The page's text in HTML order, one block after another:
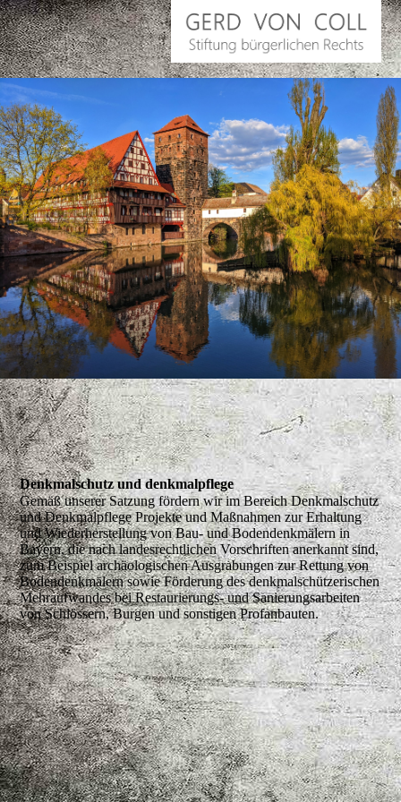
Denkmalschutz und denkmalpflege
Gemäß unserer Satzung fördern wir im Bereich Denkmalschutz
und Denkmalpflege Projekte und Maßnahmen zur Erhaltung
und Wiederherstellung von Bau- und Bodendenkmälern in
Bayern, die nach landesrechtlichen Vorschriften anerkannt sind,
zum Beispiel archäologischen Ausgrabungen zur Rettung von
Bodendenkmälern sowie Förderung des denkmalschützerischen
Mehraufwandes bei Restaurierungs- und Sanierungsarbeiten
von Schlössern, Burgen und sonstigen Profanbauten.